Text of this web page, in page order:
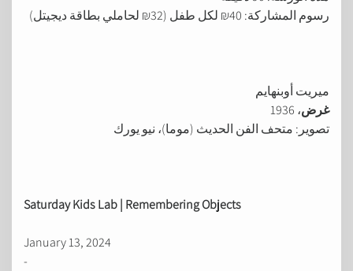
رسوم المشاركة: 40₪ لكل طفل (32₪ لحاملي بطاقة ديجيتل)
ميريت أوبنهايم
غرض، 1936
تصوير: متحف الفن الحديث (موما)، نيو يورك
Saturday Kids Lab| Remembering Objects
January 13, 2024
-